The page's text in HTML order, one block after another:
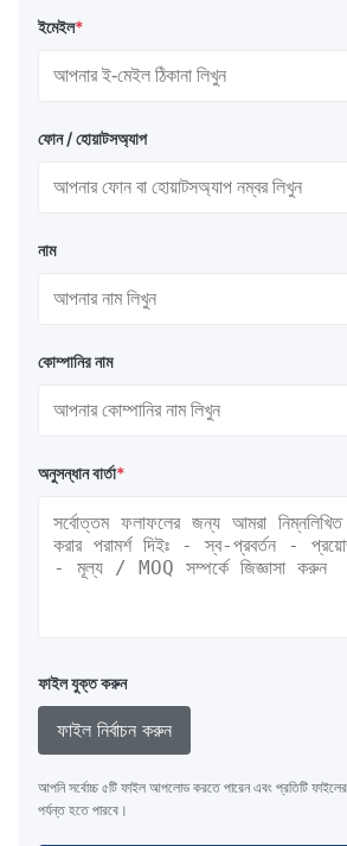
ইমেইল*
ফোন / হোয়াটসঅ্যাপ
নাম
কোম্পানির নাম
অনুসন্ধান বার্তা*
ফাইল যুক্ত করুন
ফাইল নির্বাচন করুন
আপনি সর্বোচ্চ ৫টি ফাইল আপলোড করতে পারেন এবং প্রতিটি
পর্যন্ত হতে পারবে।